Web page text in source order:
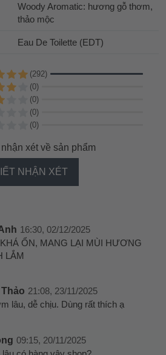
Woody Aromatic: hương gỗ thơm,
thảo mộc
Eau De Toilette (EDT)
(292)
(0)
(0)
(0)
(0)
xét về sản phẩm
NHẬN XÉT
16:30, 02/12/2025
ỔN, MANG LẠI MÙI HƯƠNG
LẮM
21:08, 23/11/2025
lâu, dễ chịu. Dùng rất thích ạ
09:15, 20/11/2025